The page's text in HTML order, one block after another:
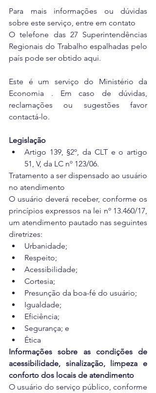
Para mais informações ou dúvidas
sobre este serviço, entre em contato
O telefone das 27 Superintendências
Regionais do Trabalho espalhadas pelo
país pode ser obtido aqui.
Este é um serviço do Ministério da
Economia . Em caso de dúvidas,
reclamações ou sugestões favor
contactá-lo.
Legislação
Artigo 139, §2º, da CLT e o artigo
51, V, da LC nº 123/06.
Tratamento a ser dispensado ao usuário
no atendimento
O usuário deverá receber, conforme os
princípios expressos na lei nº 13.460/17,
um atendimento pautado nas seguintes
diretrizes:
Urbanidade;
Respeito;
Acessibilidade;
Cortesia;
Presunção da boa-fé do usuário;
Igualdade;
Eficiência;
Segurança; e
Ética
Informações sobre as condições de
acessibilidade, sinalização, limpeza e
conforto dos locais de atendimento
O usuário do serviço público, conforme